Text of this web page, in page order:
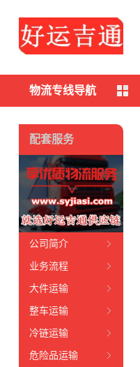
物流专线导航
配套服务
公司简介
业务流程
大件运输
整车运输
冷链运输
危险品运输